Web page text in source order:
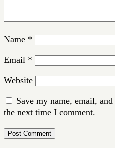
Name *
Email *
Website
Save my name, email,
the next time I comment.